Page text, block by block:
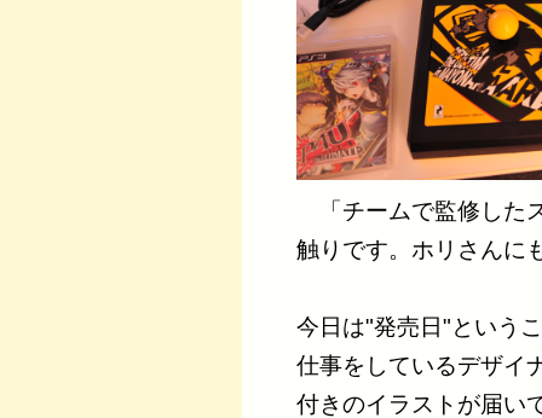
「チームで監修した
触りです。ホリさんに
今日は"発売日"という
仕事をしているデザイ
付きのイラストが届い